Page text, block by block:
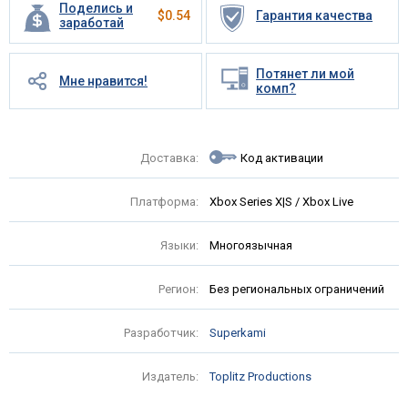
Поделись и
заработай
$0.54 Гарантия качества
Мне нравится!
Потянет ли мой
комп?
Доставка: Код активации
Платформа: Xbox Series X|S / Xbox Live
Языки: Многоязычная
Регион: Без региональных ограничений
Разработчик: Superkami
Издатель: Toplitz Productions